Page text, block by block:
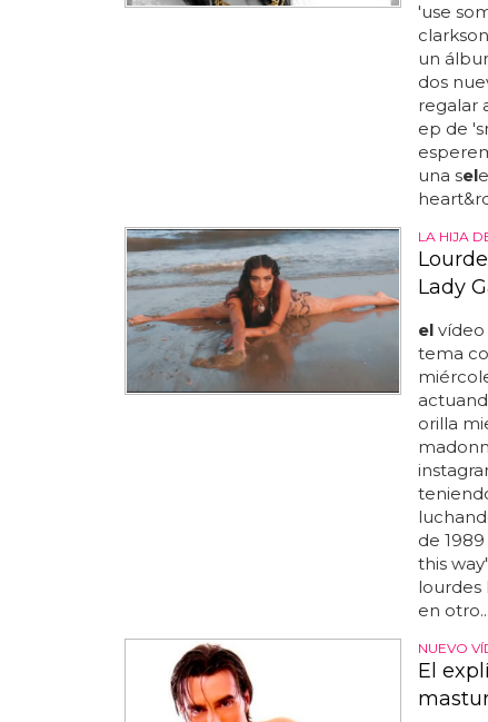
'use
un
dos
regalar
ep de
una sel
LA HIJA
Lady
elvídeo
tema
orilla
de
this
lourdes
en otro...
NUEVO
El